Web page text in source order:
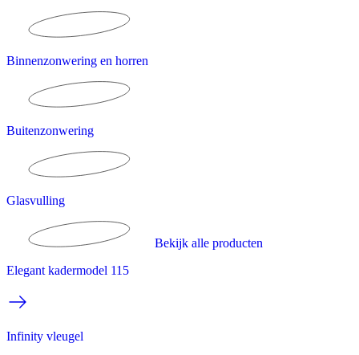
Binnenzonwering en horren
Buitenzonwering
Glasvulling
Bekijk alle producten
Elegant kadermodel 115
Infinity vleugel